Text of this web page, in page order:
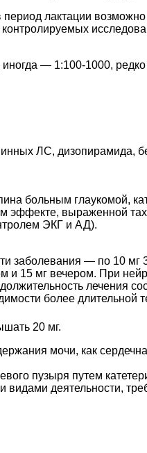
лактации возможно
иногда — 1:100-1000,
ЛС, дизопирамида,
больным глаукомой,
эффекте, выраженной
ЭКГ и АД).
заболевания — по 10 мг
и 15 мг вечером. При
лечения
более длительной
20 мг.
мочи, как
пузыря путем
видами деятельности,